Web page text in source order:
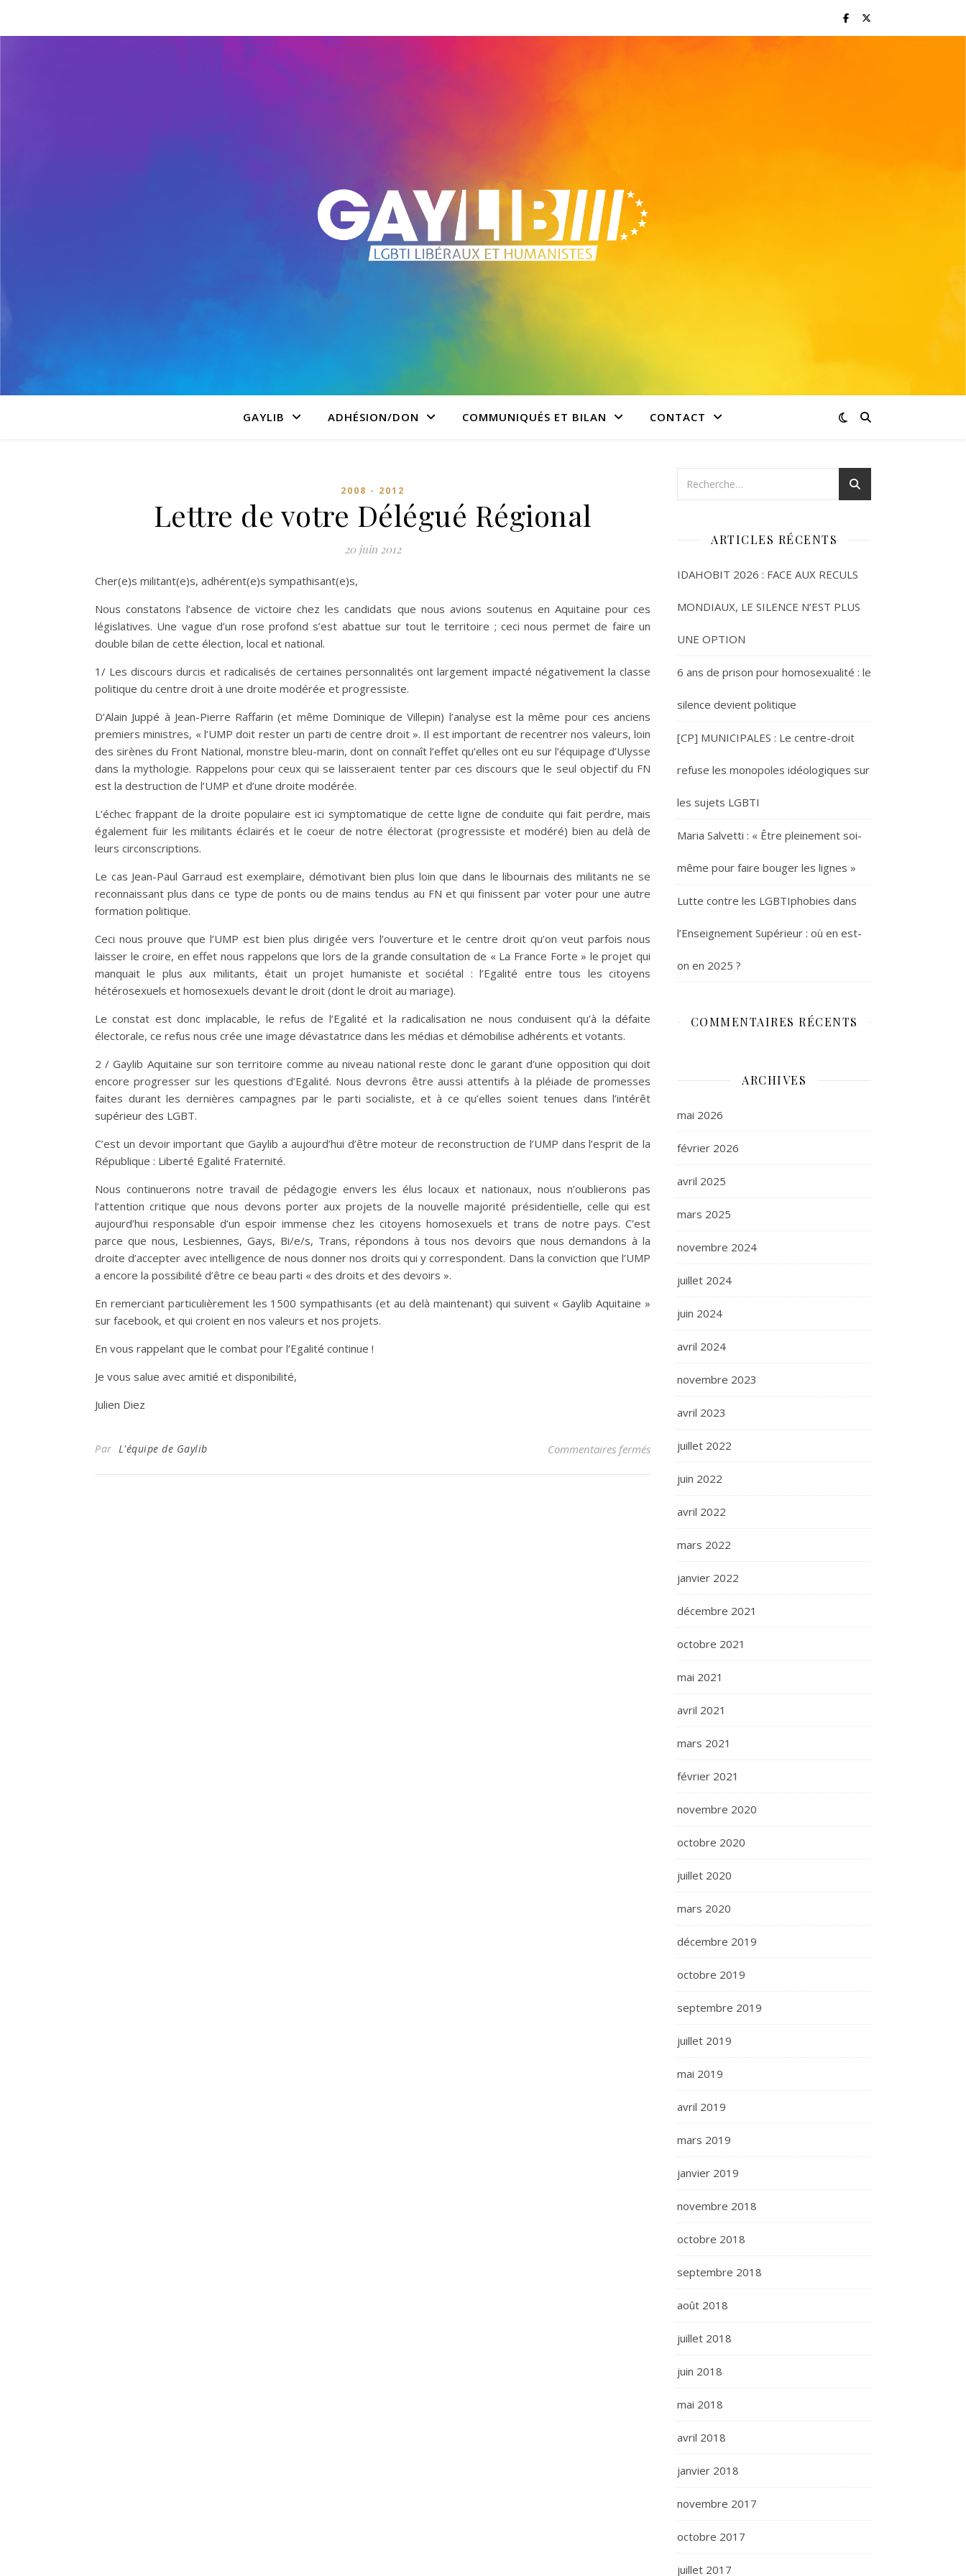
GAYLIB ADHÉSION/DON COMMUNIQUÉS ET BILAN CONTACT
2008 - 2012
Lettre de votre Délégué Régional
20 juin 2012
Cher(e)s militant(e)s, adhérent(e)s sympathisant(e)s,
Nous constatons l’absence de victoire chez les candidats que nous avions soutenus en Aquitaine pour ces
législatives. Une vague d’un rose profond s’est abattue sur tout le territoire ; ceci nous permet de faire un
double bilan de cette élection, local et national.
1/ Les discours durcis et radicalisés de certaines personnalités ont largement impacté négativement la classe
politique du centre droit à une droite modérée et progressiste.
D’Alain Juppé à Jean-Pierre Raffarin (et même Dominique de Villepin) l’analyse est la même pour ces anciens
premiers ministres, « l’UMP doit rester un parti de centre droit ». Il est important de recentrer nos valeurs, loin
des sirènes du Front National, monstre bleu-marin, dont on connaît l’effet qu’elles ont eu sur l’équipage d’Ulysse
dans la mythologie. Rappelons pour ceux qui se laisseraient tenter par ces discours que le seul objectif du FN
est la destruction de l’UMP et d’une droite modérée.
L’échec frappant de la droite populaire est ici symptomatique de cette ligne de conduite qui fait perdre, mais
également fuir les militants éclairés et le coeur de notre électorat (progressiste et modéré) bien au delà de
leurs circonscriptions.
Le cas Jean-Paul Garraud est exemplaire, démotivant bien plus loin que dans le libournais des militants ne se
reconnaissant plus dans ce type de ponts ou de mains tendus au FN et qui finissent par voter pour une autre
formation politique.
Ceci nous prouve que l’UMP est bien plus dirigée vers l’ouverture et le centre droit qu’on veut parfois nous
laisser le croire, en effet nous rappelons que lors de la grande consultation de « La France Forte » le projet qui
manquait le plus aux militants, était un projet humaniste et sociétal : l’Egalité entre tous les citoyens
hétérosexuels et homosexuels devant le droit (dont le droit au mariage).
Le constat est donc implacable, le refus de l’Egalité et la radicalisation ne nous conduisent qu’à la défaite
électorale, ce refus nous crée une image dévastatrice dans les médias et démobilise adhérents et votants.
2 / Gaylib Aquitaine sur son territoire comme au niveau national reste donc le garant d’une opposition qui doit
encore progresser sur les questions d’Egalité. Nous devrons être aussi attentifs à la pléiade de promesses
faites durant les dernières campagnes par le parti socialiste, et à ce qu’elles soient tenues dans l’intérêt
supérieur des LGBT.
C’est un devoir important que Gaylib a aujourd’hui d’être moteur de reconstruction de l’UMP dans l’esprit de la
République : Liberté Egalité Fraternité.
Nous continuerons notre travail de pédagogie envers les élus locaux et nationaux, nous n’oublierons pas
l’attention critique que nous devons porter aux projets de la nouvelle majorité présidentielle, celle qui est
aujourd’hui responsable d’un espoir immense chez les citoyens homosexuels et trans de notre pays. C’est
parce que nous, Lesbiennes, Gays, Bi/e/s, Trans, répondons à tous nos devoirs que nous demandons à la
droite d’accepter avec intelligence de nous donner nos droits qui y correspondent. Dans la conviction que l’UMP
a encore la possibilité d’être ce beau parti « des droits et des devoirs ».
En remerciant particulièrement les 1500 sympathisants (et au delà maintenant) qui suivent « Gaylib Aquitaine »
sur facebook, et qui croient en nos valeurs et nos projets.
En vous rappelant que le combat pour l’Egalité continue !
Je vous salue avec amitié et disponibilité,
Julien Diez
Par L'équipe de Gaylib Commentaires ferméssur Lettre de votre Délégué Régional
ARTICLES RÉCENTS
IDAHOBIT 2026 : FACE AUX RECULS
MONDIAUX, LE SILENCE N’EST PLUS
UNE OPTION
6 ans de prison pour homosexualité : le
silence devient politique
[CP] MUNICIPALES : Le centre-droit
refuse les monopoles idéologiques sur
les sujets LGBTI
Maria Salvetti : « Être pleinement soi-
même pour faire bouger les lignes »
Lutte contre les LGBTIphobies dans
l’Enseignement Supérieur : où en est-
on en 2025 ?
COMMENTAIRES RÉCENTS
ARCHIVES
mai 2026
février 2026
avril 2025
mars 2025
novembre 2024
juillet 2024
juin 2024
avril 2024
novembre 2023
avril 2023
juillet 2022
juin 2022
avril 2022
mars 2022
janvier 2022
décembre 2021
octobre 2021
mai 2021
avril 2021
mars 2021
février 2021
novembre 2020
octobre 2020
juillet 2020
mars 2020
décembre 2019
octobre 2019
septembre 2019
juillet 2019
mai 2019
avril 2019
mars 2019
janvier 2019
novembre 2018
octobre 2018
septembre 2018
août 2018
juillet 2018
juin 2018
mai 2018
avril 2018
janvier 2018
novembre 2017
octobre 2017
juillet 2017